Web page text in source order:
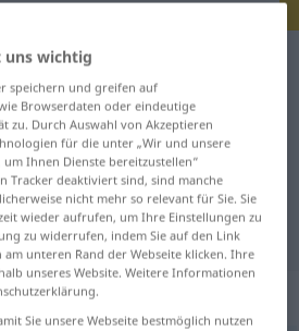
Wörterbuch
Übersetzung
Slowenisch
uns wichtig
speichern und greifen auf
Browserdaten oder eindeutige
zu. Durch Auswahl von Akzeptieren
für die unter „Wir und unsere
Ihnen Dienste bereitzustellen“
Tracker deaktiviert sind, sind manche
nicht mehr so relevant für Sie. Sie
wieder aufrufen, um Ihre Einstellungen zu
zu widerrufen, indem Sie auf den Link
unteren Rand der Webseite klicken. Ihre
unseres Website. Weitere Informationen
Sie unsere Webseite bestmöglich nutzen